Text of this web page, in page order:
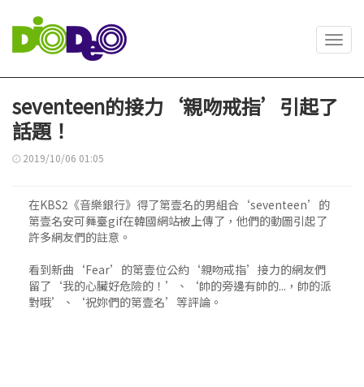
seventeen的接力‘親吻戒指’引起了
話題！
2019/10/06 01:05
在KBS2《音樂銀行》得了第壹名的男組合‘seventeen’的
第壹名安可舞臺gif在韓國網站被上傳了，他們的動圖引起了
許多網友們的註意。
看到新曲‘Fear’的第壹位公約‘親吻戒指’接力的網友們
留了‘我的心臟好危險的！’、‘帥的旁邊有帥的...，帥的派
對哦’、‘祝妳們的第壹名’等評論。